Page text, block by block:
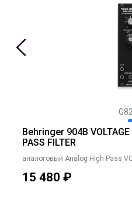
Behringer 904B VOLTAGE
PASS FILTER
аналоговый Analog High Pass
15 480 ₽